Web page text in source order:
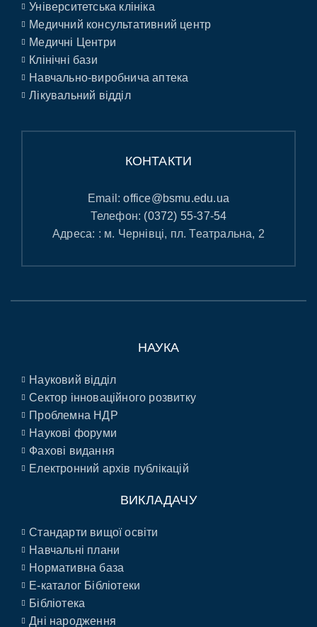
Університетська клініка
Медичний консультативний центр
Медичні Центри
Клінічні бази
Навчально-виробнича аптека
Лікувальний відділ
КОНТАКТИ
Email:office@bsmu.edu.ua
Телефон: (0372) 55-37-54
Адреса: : м. Чернівці, пл. Театральна, 2
НАУКА
Науковий відділ
Сектор інноваційного розвитку
Проблемна НДР
Наукові форуми
Фахові видання
Електронний архів публікацій
ВИКЛАДАЧУ
Стандарти вищої освіти
Навчальні плани
Нормативна база
E-каталог Бібліотеки
Бібліотека
Дні народження